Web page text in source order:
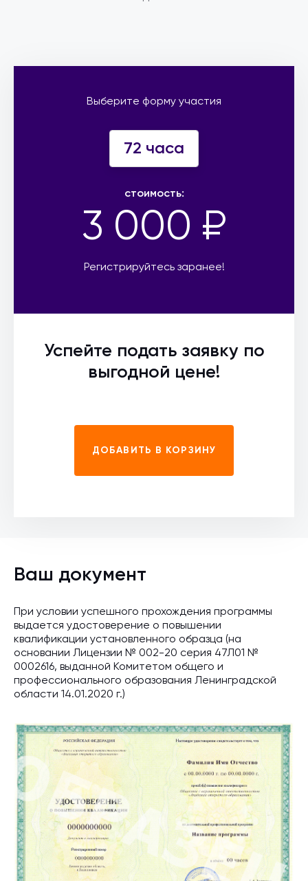
Выберите форму участия
72 часа
стоимость:
3 000 ₽
Регистрируйтесь заранее!
Успейте подать заявку по
выгодной цене!
ДОБАВИТЬ В КОРЗИНУ
Ваш документ
При условии успешного прохождения программы
выдается удостоверение о повышении
квалификации установленного образца (на
основании Лицензии № 002-20 серия 47Л01 №
0002616, выданной Комитетом общего и
профессионального образования Ленинградской
области 14.01.2020 г.)